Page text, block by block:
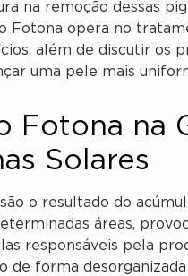
na remoção dessas
Fotona opera no
além de discutir os
uma pele mais
Fotona na
Solares
o resultado do
áreas,
responsáveis pela
de forma